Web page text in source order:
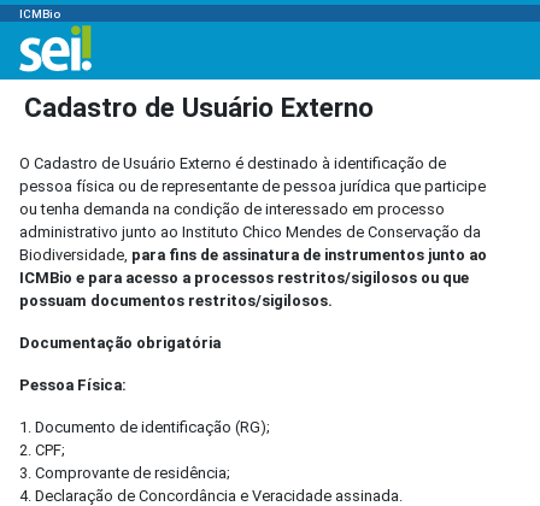
ICMBio
Cadastro de Usuário Externo
O Cadastro de Usuário Externo é destinado à identificação de
pessoa física ou de representante de pessoa jurídica que participe
ou tenha demanda na condição de interessado em processo
administrativo junto ao Instituto Chico Mendes de Conservação da
Biodiversidade, para fins de assinatura de instrumentos junto ao
ICMBio e para acesso a processos restritos/sigilosos ou que
possuam documentos restritos/sigilosos.
Documentação obrigatória
Pessoa Física:
1. Documento de identificação (RG);
2. CPF;
3. Comprovante de residência;
4. Declaração de Concordância e Veracidade assinada.